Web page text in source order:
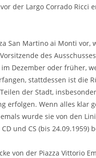
der Largo Corrado Ricci
San Martino ai Monti vor,
des
Dezember oder früher,
stattdessen ist die
der Stadt,
erfolgen. Wenn alles klar
wurde sie von den
und CS (bis 24.09.1959)
von der Piazza Vittorio